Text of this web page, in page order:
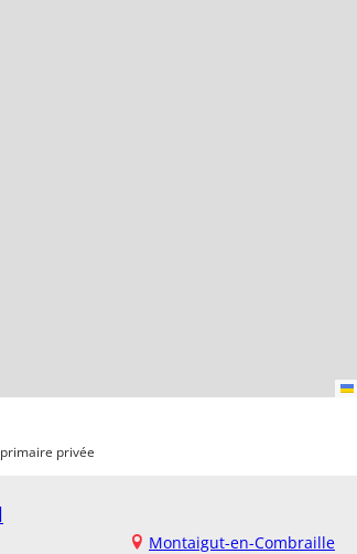
privée
Montaigut-en-Combraille